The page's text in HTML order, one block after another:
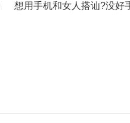
想用手机和女人搭讪?没好